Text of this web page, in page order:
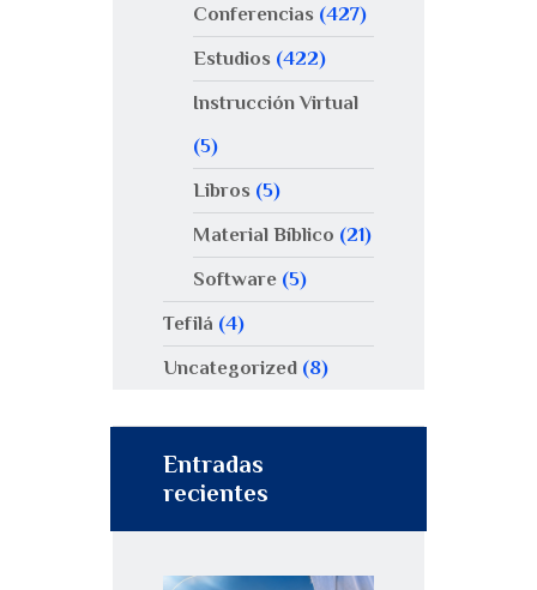
Conferencias (427)
Estudios (422)
Instrucción Virtual
(5)
Libros (5)
Material Bíblico (21)
Software(5)
Tefilá (4)
Uncategorized (8)
Entradas
recientes